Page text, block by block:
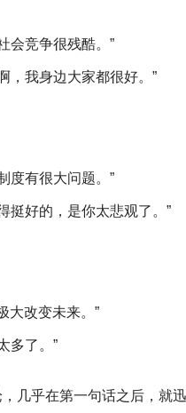
会竞争很残酷。”
，我身边大家都很好。”
度有很大问题。”
挺好的，是你太悲观了。”
大改变未来。”
多了。”
几乎在第一句话之后，就迅